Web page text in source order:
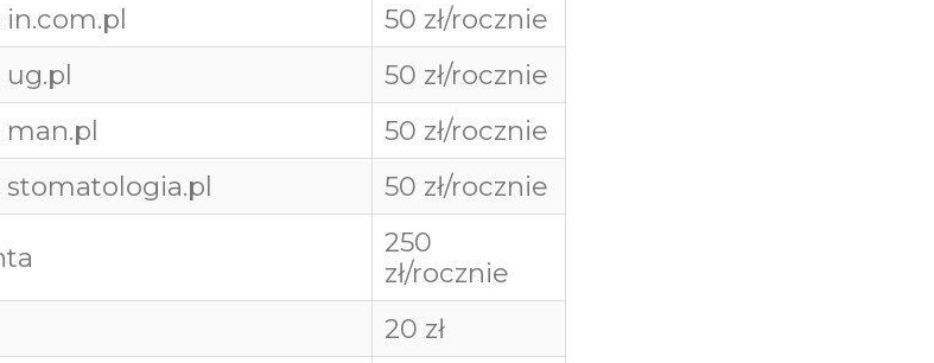
50 zł/rocznie
50 zł/rocznie
50 zł/rocznie
50 zł/rocznie
250
zł/rocznie
20 zł